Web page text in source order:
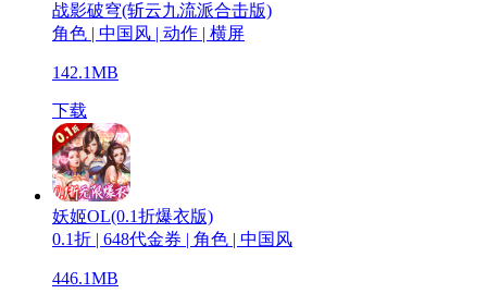
战影破穹(斩云九流派合击版)
角色 | 中国风 | 动作 | 横屏
142.1MB
下载
妖姬OL(0.1折爆衣版)
0.1折 | 648代金券 | 角色 | 中国风
446.1MB